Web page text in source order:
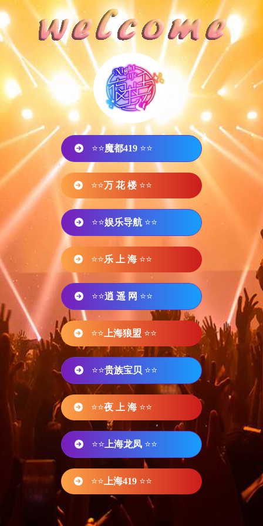
⭐⭐魔都419 ⭐⭐
⭐⭐万 花 楼 ⭐⭐
⭐⭐娱乐导航 ⭐⭐
⭐⭐乐 上 海 ⭐⭐
⭐⭐逍 遥 网 ⭐⭐
⭐⭐ 上海狼盟 ⭐⭐
⭐⭐贵族宝贝 ⭐⭐
⭐⭐夜 上 海 ⭐⭐
⭐⭐ 上海龙凤 ⭐⭐
⭐⭐ 上海419 ⭐⭐